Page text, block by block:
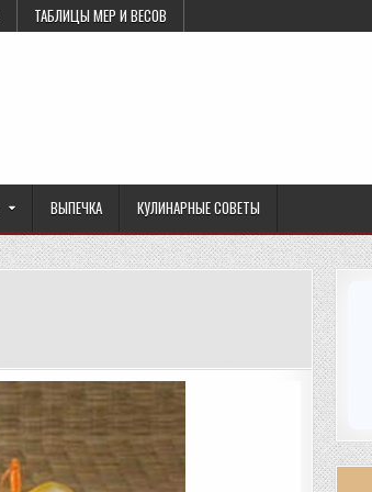
ТАБЛИЦЫ МЕР И ВЕСОВ
ВЫПЕЧКА КУЛИНАРНЫЕ СОВЕТЫ